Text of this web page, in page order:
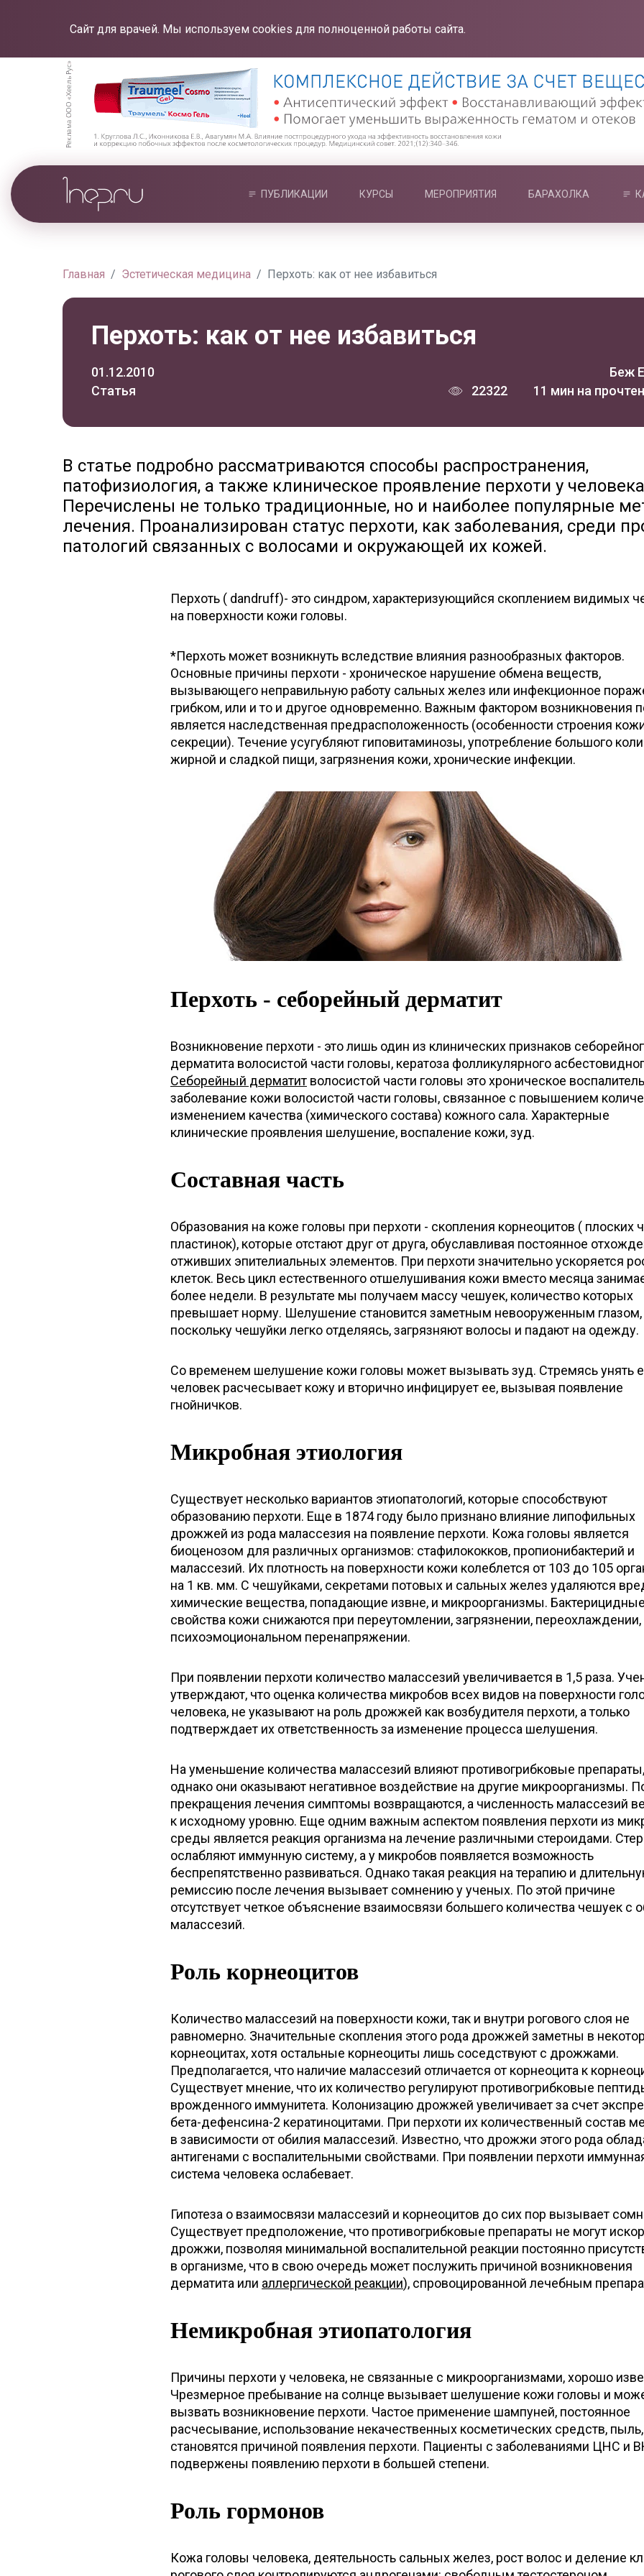
Сайт для врачей. Мы используем cookies для полноценной работы сайта.
ПУБЛИКАЦИИ КУРСЫ МЕРОПРИЯТИЯ БАРАХОЛКА
Главная Эстетическая медицина Перхоть: как от нее избавиться
Перхоть: как от нее избавиться
01.12.2010
Статья
Беж
22322
11 мин на
В статье подробно рассматриваются способы распространения,
патофизиология, а также клиническое проявление перхоти у
Перечислены не только традиционные, но и наиболее популярные
лечения. Проанализирован статус перхоти, как заболевания, среди
патологий связанных с волосами и окружающей их кожей.
Перхоть ( dandruff)- это синдром, характеризующийся скоплением видимых
на поверхности кожи головы.
*Перхоть может возникнуть вследствие влияния разнообразных факторов.
Основные причины перхоти - хроническое нарушение обмена веществ,
вызывающего неправильную работу сальных желез или инфекционное
грибком, или и то и другое одновременно. Важным фактором возникновения
является наследственная предрасположенность (особенности строения
секреции). Течение усугубляют гиповитаминозы, употребление большого
жирной и сладкой пищи, загрязнения кожи, хронические инфекции.
Перхоть - себорейный дерматит
Возникновение перхоти - это лишь один из клинических признаков
дерматита волосистой части головы, кератоза фолликулярного
Себорейный дерматит волосистой части головы это хроническое
заболевание кожи волосистой части головы, связанное с повышением
изменением качества (химического состава) кожного сала. Характерные
клинические проявления шелушение, воспаление кожи, зуд.
Составная часть
Образования на коже головы при перхоти - скопления корнеоцитов ( плоских
пластинок), которые отстают друг от друга, обуславливая постоянное
отживших эпителиальных элементов. При перхоти значительно ускоряется
клеток. Весь цикл естественного отшелушивания кожи вместо месяца
более недели. В результате мы получаем массу чешуек, количество которых
превышает норму. Шелушение становится заметным невооруженным глазом,
поскольку чешуйки легко отделяясь, загрязняют волосы и падают на одежду.
Со временем шелушение кожи головы может вызывать зуд. Стремясь унять
человек расчесывает кожу и вторично инфицирует ее, вызывая появление
гнойничков.
Микробная этиология
Существует несколько вариантов этиопатологий, которые способствуют
образованию перхоти. Еще в 1874 году было признано влияние липофильных
дрожжей из рода малассезия на появление перхоти. Кожа головы является
биоценозом для различных организмов: стафилококков, пропионибактерий и
малассезий. Их плотность на поверхности кожи колеблется от 103 до 105
на 1 кв. мм. С чешуйками, секретами потовых и сальных желез удаляются
химические вещества, попадающие извне, и микроорганизмы. Бактерицидные
свойства кожи снижаются при переутомлении, загрязнении, переохлаждении,
психоэмоциональном перенапряжении.
При появлении перхоти количество малассезий увеличивается в 1,5 раза.
утверждают, что оценка количества микробов всех видов на поверхности
человека, не указывают на роль дрожжей как возбудителя перхоти, а только
подтверждает их ответственность за изменение процесса шелушения.
На уменьшение количества малассезий влияют противогрибковые препараты,
однако они оказывают негативное воздействие на другие микроорганизмы.
прекращения лечения симптомы возвращаются, а численность малассезий
к исходному уровню. Еще одним важным аспектом появления перхоти из
среды является реакция организма на лечение различными стероидами.
ослабляют иммунную систему, а у микробов появляется возможность
беспрепятственно развиваться. Однако такая реакция на терапию и
ремиссию после лечения вызывает сомнению у ученых. По этой причине
отсутствует четкое объяснение взаимосвязи большего количества чешуек с
малассезий.
Роль корнеоцитов
Количество малассезий на поверхности кожи, так и внутри рогового слоя не
равномерно. Значительные скопления этого рода дрожжей заметны в
корнеоцитах, хотя остальные корнеоциты лишь соседствуют с дрожжами.
Предполагается, что наличие малассезий отличается от корнеоцита к
Существует мнение, что их количество регулируют противогрибковые
врожденного иммунитета. Колонизацию дрожжей увеличивает за счет
бета-дефенсина-2 кератиноцитами. При перхоти их количественный состав
в зависимости от обилия малассезий. Известно, что дрожжи этого рода
антигенами с воспалительными свойствами. При появлении перхоти
система человека ослабевает.
Гипотеза о взаимосвязи малассезий и корнеоцитов до сих пор вызывает
Существует предположение, что противогрибковые препараты не могут
дрожжи, позволяя минимальной воспалительной реакции постоянно
в организме, что в свою очередь может послужить причиной возникновения
дерматита или аллергической реакции), спровоцированной лечебным
Немикробная этиопатология
Причины перхоти у человека, не связанные с микроорганизмами, хорошо
Чрезмерное пребывание на солнце вызывает шелушение кожи головы и
вызвать возникновение перхоти. Частое применение шампуней, постоянное
расчесывание, использование некачественных косметических средств, пыль,
становятся причиной появления перхоти. Пациенты с заболеваниями ЦНС и
подвержены появлению перхоти в большей степени.
Роль гормонов
Кожа головы человека, деятельность сальных желез, рост волос и деление